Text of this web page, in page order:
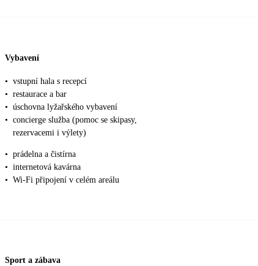
Vybavení
• vstupní hala s recepcí
• restaurace a bar
• úschovna lyžařského vybavení
• concierge služba (pomoc se skipasy,
rezervacemi i výlety)
• prádelna a čistírna
• internetová kavárna
• Wi-Fi připojení v celém areálu
Sport a zábava